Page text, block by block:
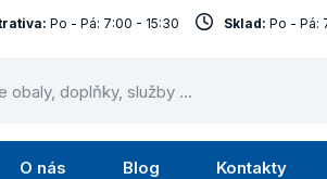
O nás Blog Kontakty
Po - Pá: 7:00 - 15:30 Sklad: Po - Pá: